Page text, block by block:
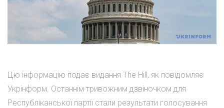
Цю інформацію подає видання The Hill, як повідомляє
Укрінформ. Останнім тривожним дзвіночком для
Республіканської партії стали результати голосування